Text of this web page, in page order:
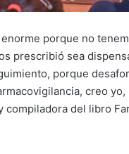
porque no
prescribió sea
porque
creo
del libro